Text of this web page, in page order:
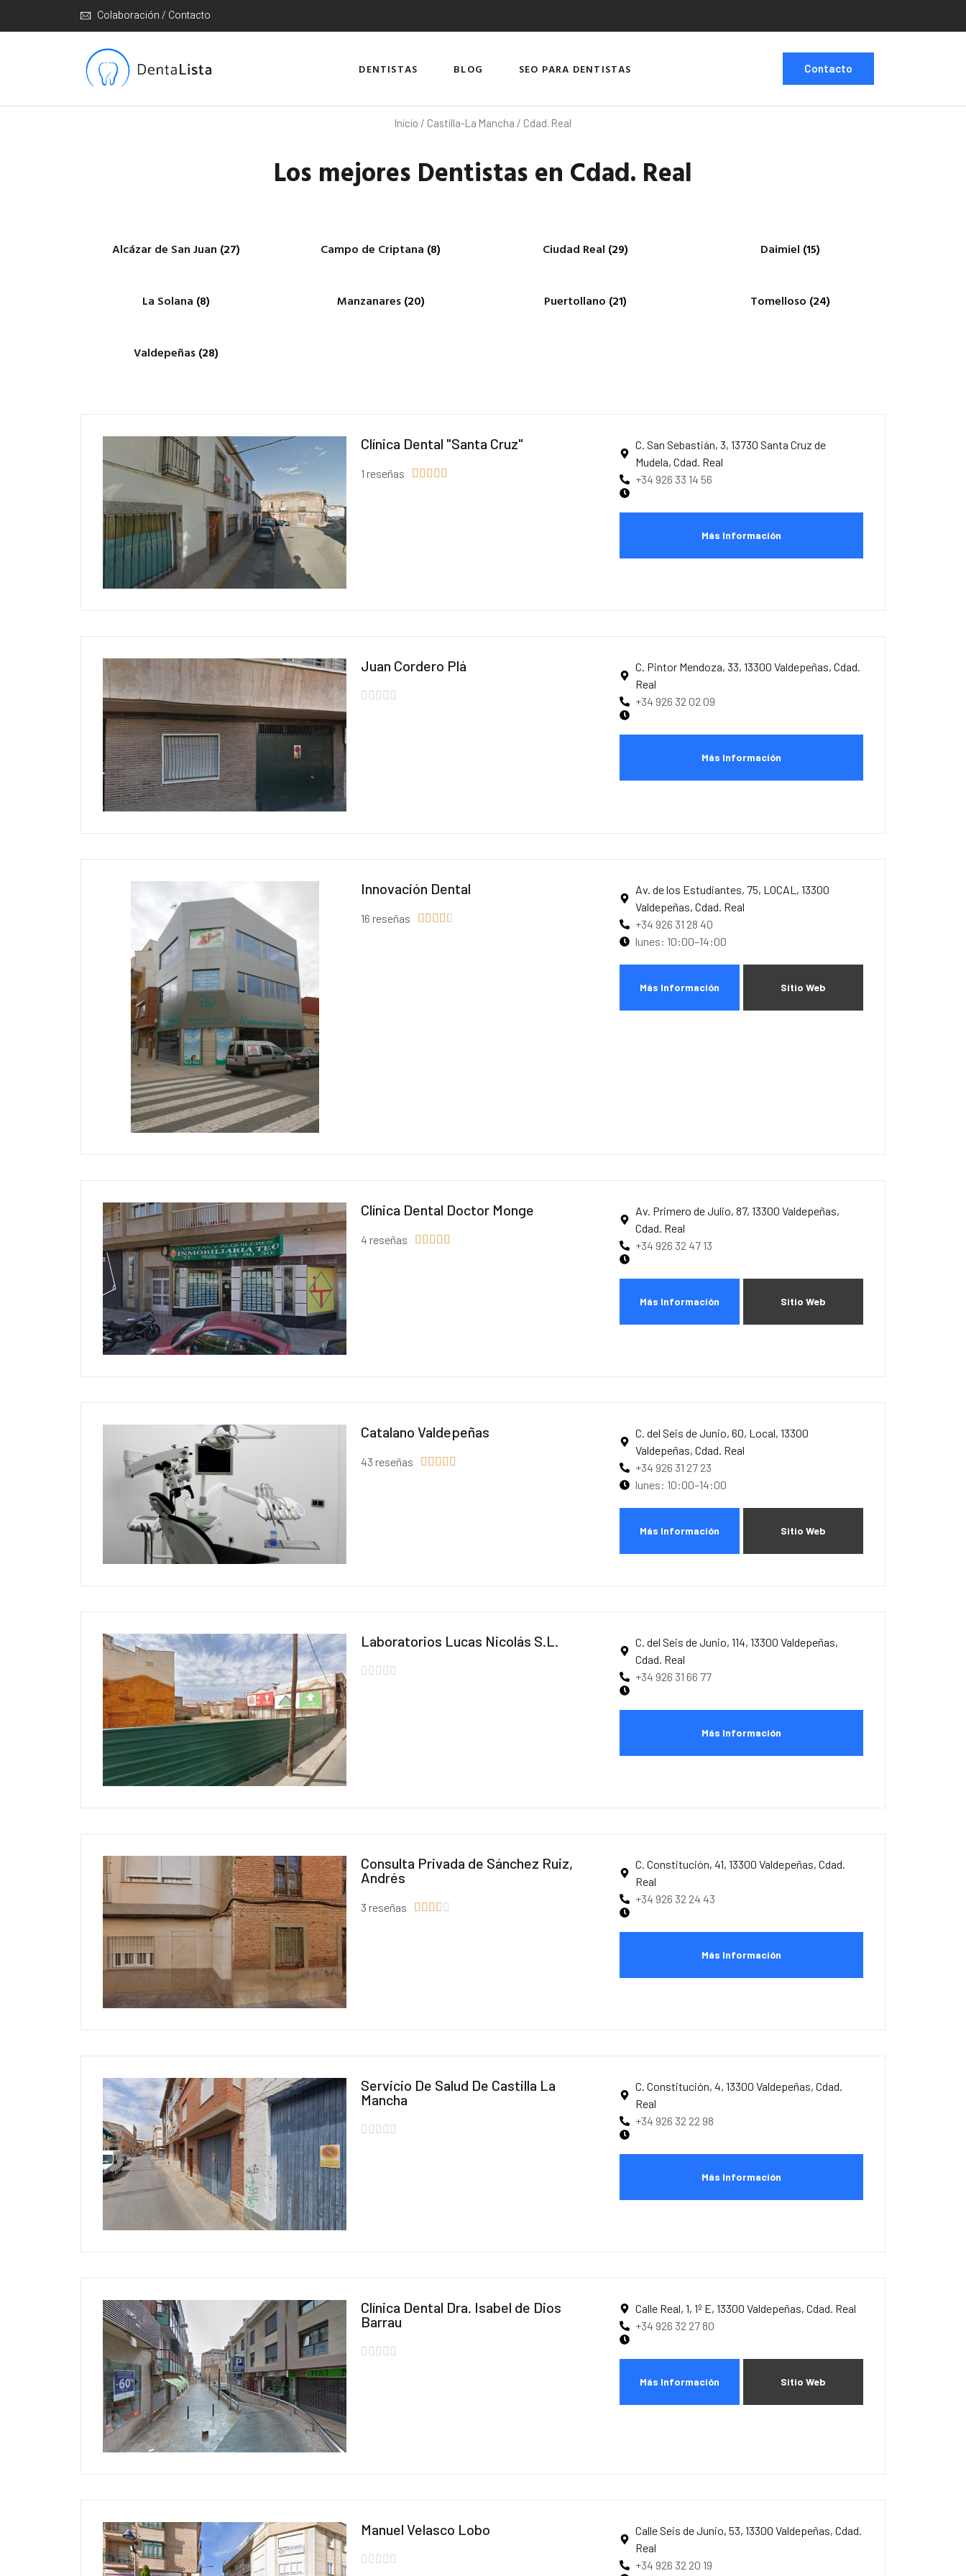
Colaboración / Contacto
DENTISTAS BLOG SEO PARA DENTISTAS Contacto
Inicio / Castilla-La Mancha / Cdad. Real
Los mejores Dentistas en Cdad. Real
Alcázar de San Juan (27) Campo de Criptana (8) Ciudad Real (29) Daimiel (15)
La Solana (8) Manzanares (20) Puertollano (21) Tomelloso (24)
Valdepeñas (28)
Clínica Dental "Santa Cruz"
1 reseñas     
C. San Sebastián, 3, 13730 Santa Cruz de
Mudela, Cdad. Real
+34 926 33 14 56
Más Información
Juan Cordero Plá
    
C. Pintor Mendoza, 33, 13300 Valdepeñas, Cdad.
Real
+34 926 32 02 09
Más Información
Innovación Dental
16 reseñas     
Av. de los Estudiantes, 75, LOCAL, 13300
Valdepeñas, Cdad. Real
+34 926 31 28 40
lunes: 10:00–14:00
Más Información Sitio Web
Clínica Dental Doctor Monge
4 reseñas     
Av. Primero de Julio, 87, 13300 Valdepeñas,
Cdad. Real
+34 926 32 47 13
Más Información Sitio Web
Catalano Valdepeñas
43 reseñas     
C. del Seis de Junio, 60, Local, 13300
Valdepeñas, Cdad. Real
+34 926 31 27 23
lunes: 10:00–14:00
Más Información Sitio Web
Laboratorios Lucas Nicolás S.L.
    
C. del Seis de Junio, 114, 13300 Valdepeñas,
Cdad. Real
+34 926 31 66 77
Más Información
Consulta Privada de Sánchez Ruiz,
Andrés
3 reseñas     
C. Constitución, 41, 13300 Valdepeñas, Cdad.
Real
+34 926 32 24 43
Más Información
Servicio De Salud De Castilla La
Mancha
    
C. Constitución, 4, 13300 Valdepeñas, Cdad.
Real
+34 926 32 22 98
Más Información
Clínica Dental Dra. Isabel de Dios
Barrau
    
Calle Real, 1, 1º E, 13300 Valdepeñas, Cdad. Real
+34 926 32 27 80
Más Información Sitio Web
Manuel Velasco Lobo
    
Calle Seis de Junio, 53, 13300 Valdepeñas, Cdad.
Real
+34 926 32 20 19